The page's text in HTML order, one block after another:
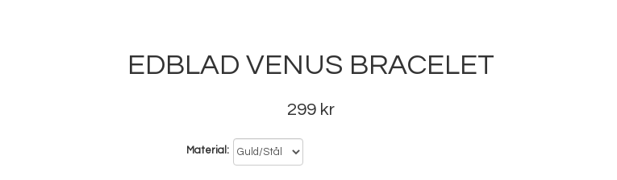
EDBLAD VENUS BRACELET
299 kr
Material